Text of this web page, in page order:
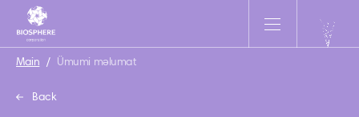
Main / Ümumi məlumat
Back